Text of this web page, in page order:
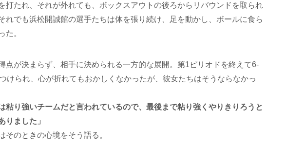
打たれ、それが外れても、ボックスアウトの後ろからリバウンドを取られ
れでも浜松開誠館の選手たちは体を張り続け、足を動かし、ボールに食ら
た。
点が決まらず、相手に決められる一方的な展開。第1ピリオドを終えて6-
けられ、心が折れてもおかしくなかったが、彼女たちはそうならなかっ
粘り強いチームだと言われているので、最後まで粘り強くやりきりろうと
りました」
のときの心境をそう語る。